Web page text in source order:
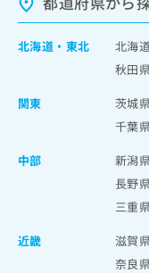
北海道 ・ 東北 北海
秋田
関東
茨城
千葉
中部
新潟
長野
三重
近畿
滋賀
奈良